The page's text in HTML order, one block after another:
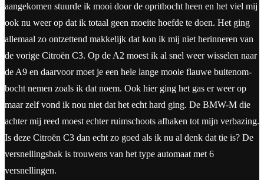
aangekomen stuurde ik mooi door de opritbocht heen en het viel mij
ook nu weer op dat ik totaal geen moeite hoefde te doen. Het ging
allemaal zo ontzettend makkelijk dat kon ik mij niet herinneren van
de vorige Citroën C3. Op de A2 moest ik al snel weer wisselen naar
de A9 en daarvoor moet je een hele lange mooie flauwe buitenom-
bocht nemen zoals ik dat noem. Ook hier ging het gas er weer op
maar zelf vond ik nou niet dat het echt hard ging. De BMW-M die
achter mij reed moest echter ruimschoots afhaken tot mijn verbazing.
Is deze Citroën C3 dan echt zo goed als ik nu al denk dat tie is? De
versnellingsbak is trouwens van het type automaat met 6
versnellingen.